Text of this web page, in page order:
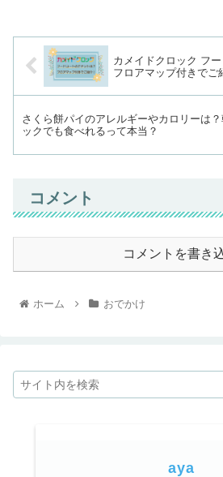
カメイドクロック フ
フロアマップ付きでご
さくら餅パイのアレルギーやカロリーは？
ックでも食べれるって本当？
コメント
コメントを書き
ホーム おでかけ
aya